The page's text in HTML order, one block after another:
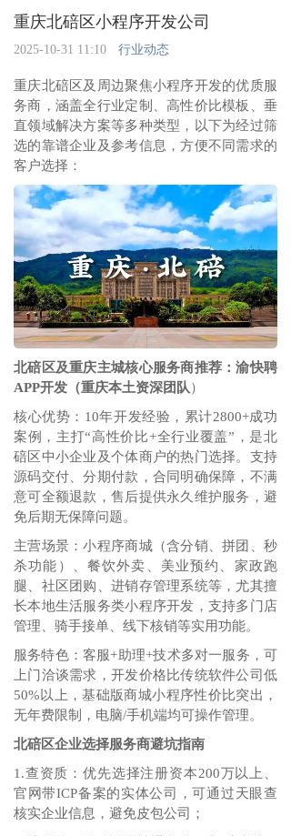
重庆北碚区小程序开发公司
2025-10-31 11:10 行业动态
重庆北碚区及周边聚焦小程序开发的优质服
务商，涵盖全行业定制、高性价比模板、垂
直领域解决方案等多种类型，以下为经过筛
选的靠谱企业及参考信息，方便不同需求的
客户选择：
北碚区及重庆主城核心服务商推荐：渝快聘
APP开发（重庆本土资深团队）
核心优势：10年开发经验，累计2800+成功
案例，主打“高性价比+全行业覆盖”，是北
碚区中小企业及个体商户的热门选择。支持
源码交付、分期付款，合同明确保障，不满
意可全额退款，售后提供永久维护服务，避
免后期无保障问题。
主营场景：小程序商城（含分销、拼团、秒
杀功能）、餐饮外卖、美业预约、家政跑
腿、社区团购、进销存管理系统等，尤其擅
长本地生活服务类小程序开发，支持多门店
管理、骑手接单、线下核销等实用功能。
服务特色：客服+助理+技术多对一服务，可
上门洽谈需求，开发价格比传统软件公司低
50%以上，基础版商城小程序性价比突出，
无年费限制，电脑/手机端均可操作管理。
北碚区企业选择服务商避坑指南
1.查资质：优先选择注册资本200万以上、
官网带ICP备案的实体公司，可通过天眼查
核实企业信息，避免皮包公司；